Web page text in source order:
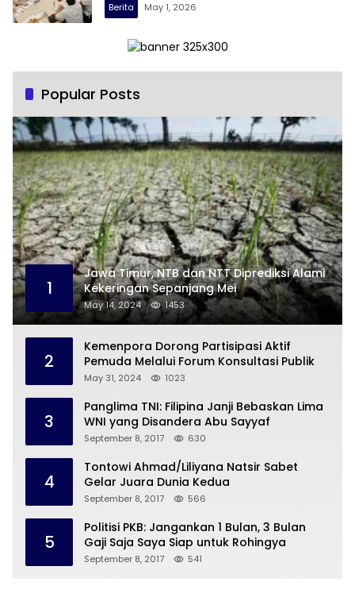
Berita May 1, 2026
Popular Posts
1
Jawa Timur, NTB dan NTT Diprediksi Alami
Kekeringan Sepanjang Mei
May 14, 2024 1453
2
Kemenpora Dorong Partisipasi Aktif
Pemuda Melalui Forum Konsultasi Publik
May 31, 2024 1023
3
Panglima TNI: Filipina Janji Bebaskan Lima
WNI yang Disandera Abu Sayyaf
September 8, 2017 630
4
Tontowi Ahmad/Liliyana Natsir Sabet
Gelar Juara Dunia Kedua
September 8, 2017 566
5
Politisi PKB: Jangankan 1 Bulan, 3 Bulan
Gaji Saja Saya Siap untuk Rohingya
September 8, 2017 541